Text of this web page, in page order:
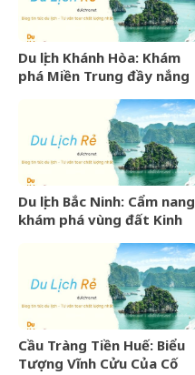
Du lịch Khánh Hòa: Khám
phá Miền Trung đầy nắng
Du lịch Bắc Ninh: Cẩm nang
khám phá vùng đất Kinh
Cầu Tràng Tiền Huế: Biểu
Tượng Vĩnh Cửu Của Cố